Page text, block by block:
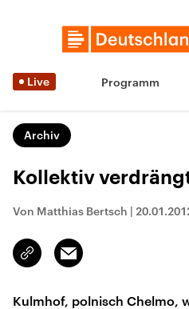
Live Programm
Archiv
Kollektiv
Von Matthias Bertsch |
Link
kopieren/teilen
Email
Kulmhof, polnisch Chelmo,